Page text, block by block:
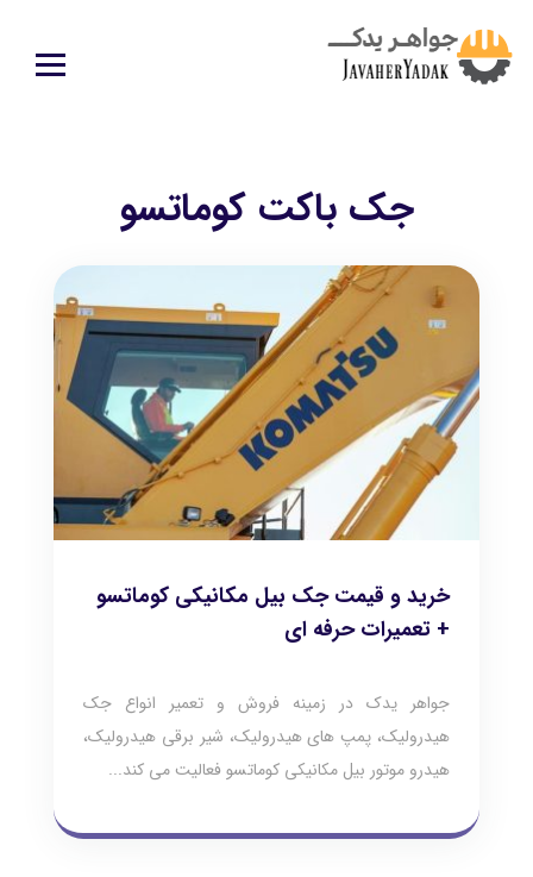
جک باکت کوماتسو
خرید و قیمت جک بیل مکانیکی کوماتسو
+ تعمیرات حرفه ای
جواهر یدک در زمینه فروش و تعمیر انواع جک
هیدرولیک، پمپ های هیدرولیک، شیر برقی هیدرولیک،
هیدرو موتور بیل مکانیکی کوماتسو فعالیت می کند...